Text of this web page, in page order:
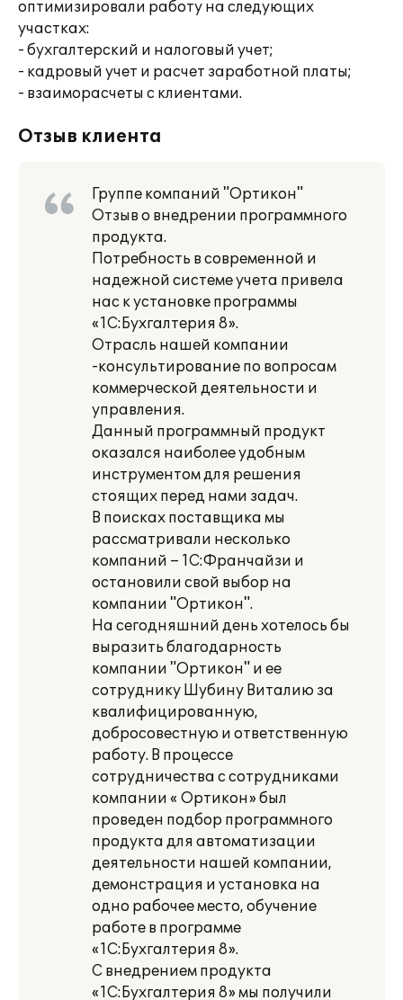
оптимизировали работу на следующих
участках:
- бухгалтерский и налоговый учет;
- кадровый учет и расчет заработной платы;
- взаиморасчеты с клиентами.
Отзыв клиента
Группе компаний "Ортикон"
Отзыв о внедрении программного
продукта.
Потребность в современной и
надежной системе учета привела
нас к установке программы
«1С:Бухгалтерия 8».
Отрасль нашей компании
-консультирование по вопросам
коммерческой деятельности и
управления.
Данный программный продукт
оказался наиболее удобным
инструментом для решения
стоящих перед нами задач.
В поисках поставщика мы
рассматривали несколько
компаний – 1С:Франчайзи и
остановили свой выбор на
компании "Ортикон".
На сегодняшний день хотелось бы
выразить благодарность
компании "Ортикон" и ее
сотруднику Шубину Виталию за
квалифицированную,
добросовестную и ответственную
работу. В процессе
сотрудничества с сотрудниками
компании « Ортикон» был
проведен подбор программного
продукта для автоматизации
деятельности нашей компании,
демонстрация и установка на
одно рабочее место, обучение
работе в программе
«1С:Бухгалтерия 8».
С внедрением продукта
«1С:Бухгалтерия 8» мы получили